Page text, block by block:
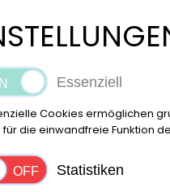
Essenziell
Cookies ermöglichen
für die einwandfreie Funktion
Statistiken